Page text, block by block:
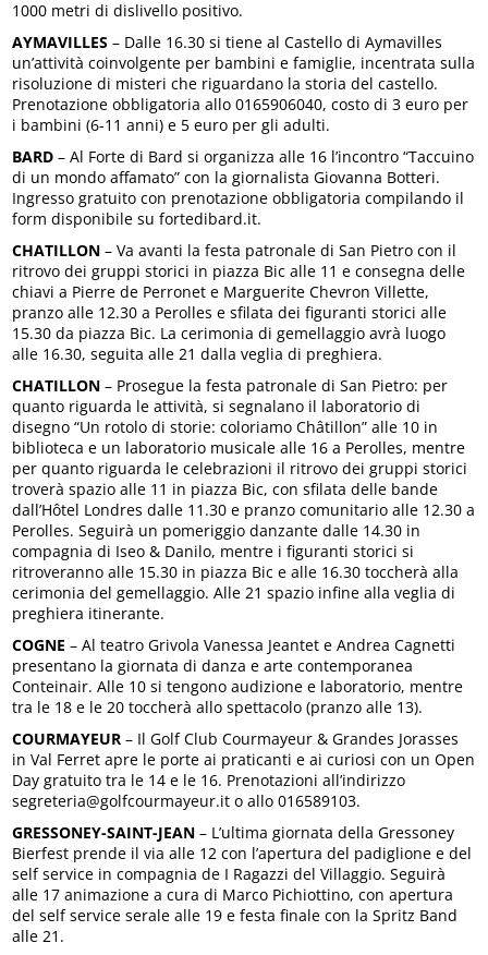
1000 metri di dislivello positivo.
AYMAVILLES – Dalle 16.30 si tiene al Castello di Aymavilles
un’attività coinvolgente per bambini e famiglie, incentrata sulla
risoluzione di misteri che riguardano la storia del castello.
Prenotazione obbligatoria allo 0165906040, costo di 3 euro per
i bambini (6-11 anni) e 5 euro per gli adulti.
BARD – Al Forte di Bard si organizza alle 16 l’incontro “Taccuino
di un mondo affamato” con la giornalista Giovanna Botteri.
Ingresso gratuito con prenotazione obbligatoria compilando il
form disponibile su fortedibard.it.
CHATILLON – Va avanti la festa patronale di San Pietro con il
ritrovo dei gruppi storici in piazza Bic alle 11 e consegna delle
chiavi a Pierre de Perronet e Marguerite Chevron Villette,
pranzo alle 12.30 a Perolles e sfilata dei figuranti storici alle
15.30 da piazza Bic. La cerimonia di gemellaggio avrà luogo
alle 16.30, seguita alle 21 dalla veglia di preghiera.
CHATILLON – Prosegue la festa patronale di San Pietro: per
quanto riguarda le attività, si segnalano il laboratorio di
disegno “Un rotolo di storie: coloriamo Châtillon” alle 10 in
biblioteca e un laboratorio musicale alle 16 a Perolles, mentre
per quanto riguarda le celebrazioni il ritrovo dei gruppi storici
troverà spazio alle 11 in piazza Bic, con sfilata delle bande
dall’Hôtel Londres dalle 11.30 e pranzo comunitario alle 12.30 a
Perolles. Seguirà un pomeriggio danzante dalle 14.30 in
compagnia di Iseo & Danilo, mentre i figuranti storici si
ritroveranno alle 15.30 in piazza Bic e alle 16.30 toccherà alla
cerimonia del gemellaggio. Alle 21 spazio infine alla veglia di
preghiera itinerante.
COGNE – Al teatro Grivola Vanessa Jeantet e Andrea Cagnetti
presentano la giornata di danza e arte contemporanea
Conteinair. Alle 10 si tengono audizione e laboratorio, mentre
tra le 18 e le 20 toccherà allo spettacolo (pranzo alle 13).
COURMAYEUR – Il Golf Club Courmayeur & Grandes Jorasses
in Val Ferret apre le porte ai praticanti e ai curiosi con un Open
Day gratuito tra le 14 e le 16. Prenotazioni all’indirizzo
segreteria@golfcourmayeur.it o allo 016589103.
GRESSONEY-SAINT-JEAN – L’ultima giornata della Gressoney
Bierfest prende il via alle 12 con l’apertura del padiglione e del
self service in compagnia de I Ragazzi del Villaggio. Seguirà
alle 17 animazione a cura di Marco Pichiottino, con apertura
del self service serale alle 19 e festa finale con la Spritz Band
alle 21.